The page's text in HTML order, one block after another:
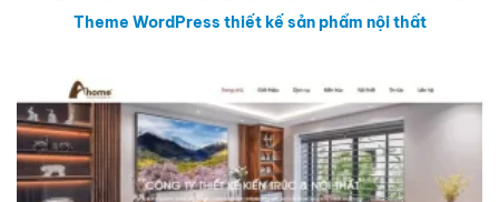
Theme WordPress thiết kế sản phẩm nội thất